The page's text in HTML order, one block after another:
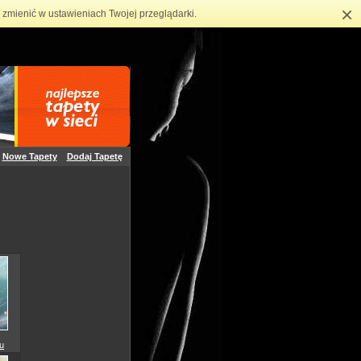
w ustawieniach Twojej przeglądarki. ×
Nowe Tapety Dodaj Tapetę